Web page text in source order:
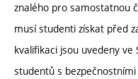
znalého pro samostatnou
musí studenti získat před
kvalifikaci jsou uvedeny
studentů s bezpečnostními